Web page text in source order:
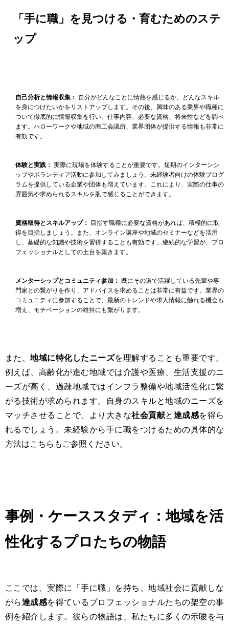
「手に職」を見つける・育むためのステ
ップ
自己分析と情報収集： 自分がどんなことに情熱を感じるか、どんなスキル
を身につけたいかをリストアップします。その後、興味のある業界や職種に
ついて徹底的に情報収集を行い、仕事内容、必要な資格、将来性などを調べ
ます。ハローワークや地域の商工会議所、業界団体が提供する情報も非常に
有効です。
体験と実践： 実際に現場を体験することが重要です。短期のインターンシ
ップやボランティア活動に参加してみましょう。未経験者向けの体験プログ
ラムを提供している企業や団体も増えています。これにより、実際の仕事の
雰囲気や求められるスキルを肌で感じることができます。
資格取得とスキルアップ： 目指す職種に必要な資格があれば、積極的に取
得を目指しましょう。また、オンライン講座や地域のセミナーなどを活用
し、基礎的な知識や技術を習得することも有効です。継続的な学習が、プロ
フェッショナルとしての土台を築きます。
メンターシップとコミュニティ参加： 既にその道で活躍している先輩や専
門家との繋がりを作り、アドバイスを求めることは非常に有益です。業界の
コミュニティに参加することで、最新のトレンドや求人情報に触れる機会も
増え、モチベーションの維持にも繋がります。
また、地域に特化したニーズを理解することも重要です。
例えば、高齢化が進む地域では介護や医療、生活支援のニ
ーズが高く、過疎地域ではインフラ整備や地域活性化に繋
がる技術が求められます。自身のスキルと地域のニーズを
マッチさせることで、より大きな社会貢献と 達成感を得ら
れるでしょう。未経験から手に職をつけるための具体的な
方法はこちら もご参照ください。
事例・ケーススタディ：地域を活
性化するプロたちの物語
ここでは、実際に「手に職」を持ち、地域社会に貢献しな
がら達成感を得ているプロフェッショナルたちの架空の事
例を紹介します。彼らの物語は、私たちに多くの示唆を与